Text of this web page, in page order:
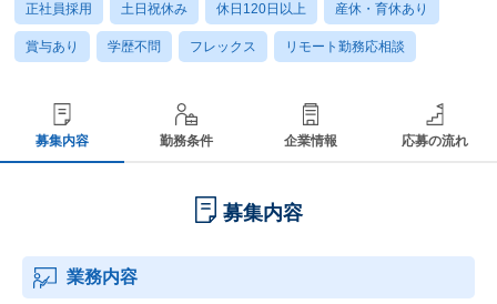
正社員採用 土日祝休み 休日120日以上 産休・育休あり
賞与あり 学歴不問 フレックス リモート勤務応相談
募集内容 勤務条件 企業情報 応募の流れ
募集内容
業務内容